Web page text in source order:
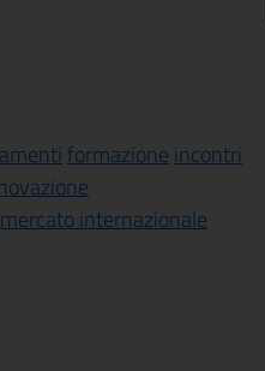
formazione incontri
mercato internazionale